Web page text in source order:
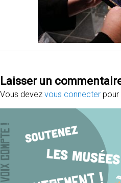
Laisser un
Vous devez vous connecter pour